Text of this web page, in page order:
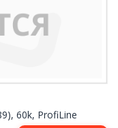
60k, ProfiLine